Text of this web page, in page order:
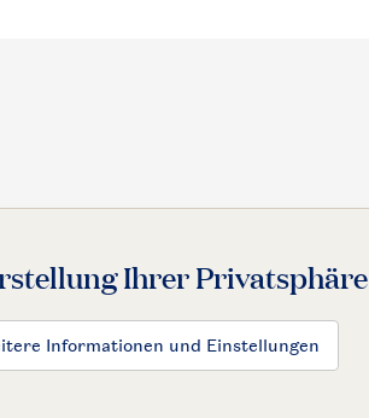
Ihrer Privatsphäre
Informationen und Einstellungen